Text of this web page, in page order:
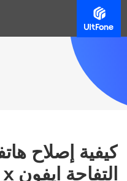
كيفية إصلاح
التفاحة ايفون x ولا يعمل